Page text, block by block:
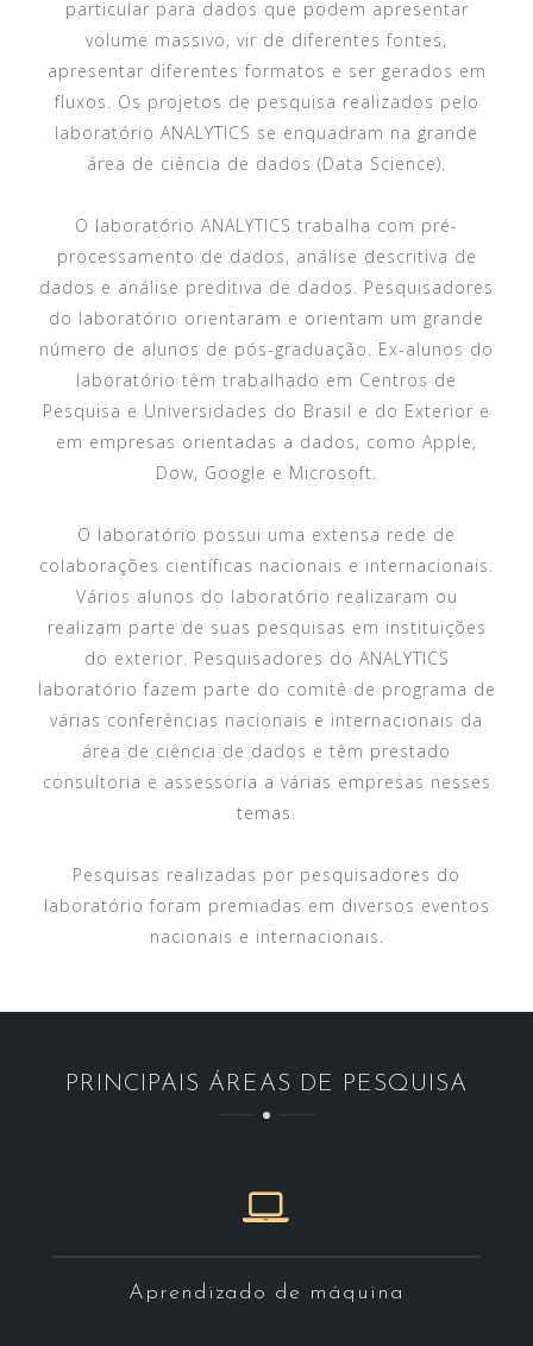
particular para dados que podem apresentar
volume massivo, vir de diferentes fontes,
apresentar diferentes formatos e ser gerados em
fluxos. Os projetos de pesquisa realizados pelo
laboratório ANALYTICS se enquadram na grande
área de ciência de dados (Data Science).
O laboratório ANALYTICS trabalha com pré-
processamento de dados, análise descritiva de
dados e análise preditiva de dados. Pesquisadores
do laboratório orientaram e orientam um grande
número de alunos de pós-graduação. Ex-alunos do
laboratório têm trabalhado em Centros de
Pesquisa e Universidades do Brasil e do Exterior e
em empresas orientadas a dados, como Apple,
Dow, Google e Microsoft.
O laboratório possui uma extensa rede de
colaborações científicas nacionais e internacionais.
Vários alunos do laboratório realizaram ou
realizam parte de suas pesquisas em instituições
do exterior. Pesquisadores do ANALYTICS
laboratório fazem parte do comitê de programa de
várias conferências nacionais e internacionais da
área de ciência de dados e têm prestado
consultoria e assessoria a várias empresas nesses
temas.
Pesquisas realizadas por pesquisadores do
laboratório foram premiadas em diversos eventos
nacionais e internacionais.
PRINCIPAIS ÁREAS DE PESQUISA
Aprendizado de máquina